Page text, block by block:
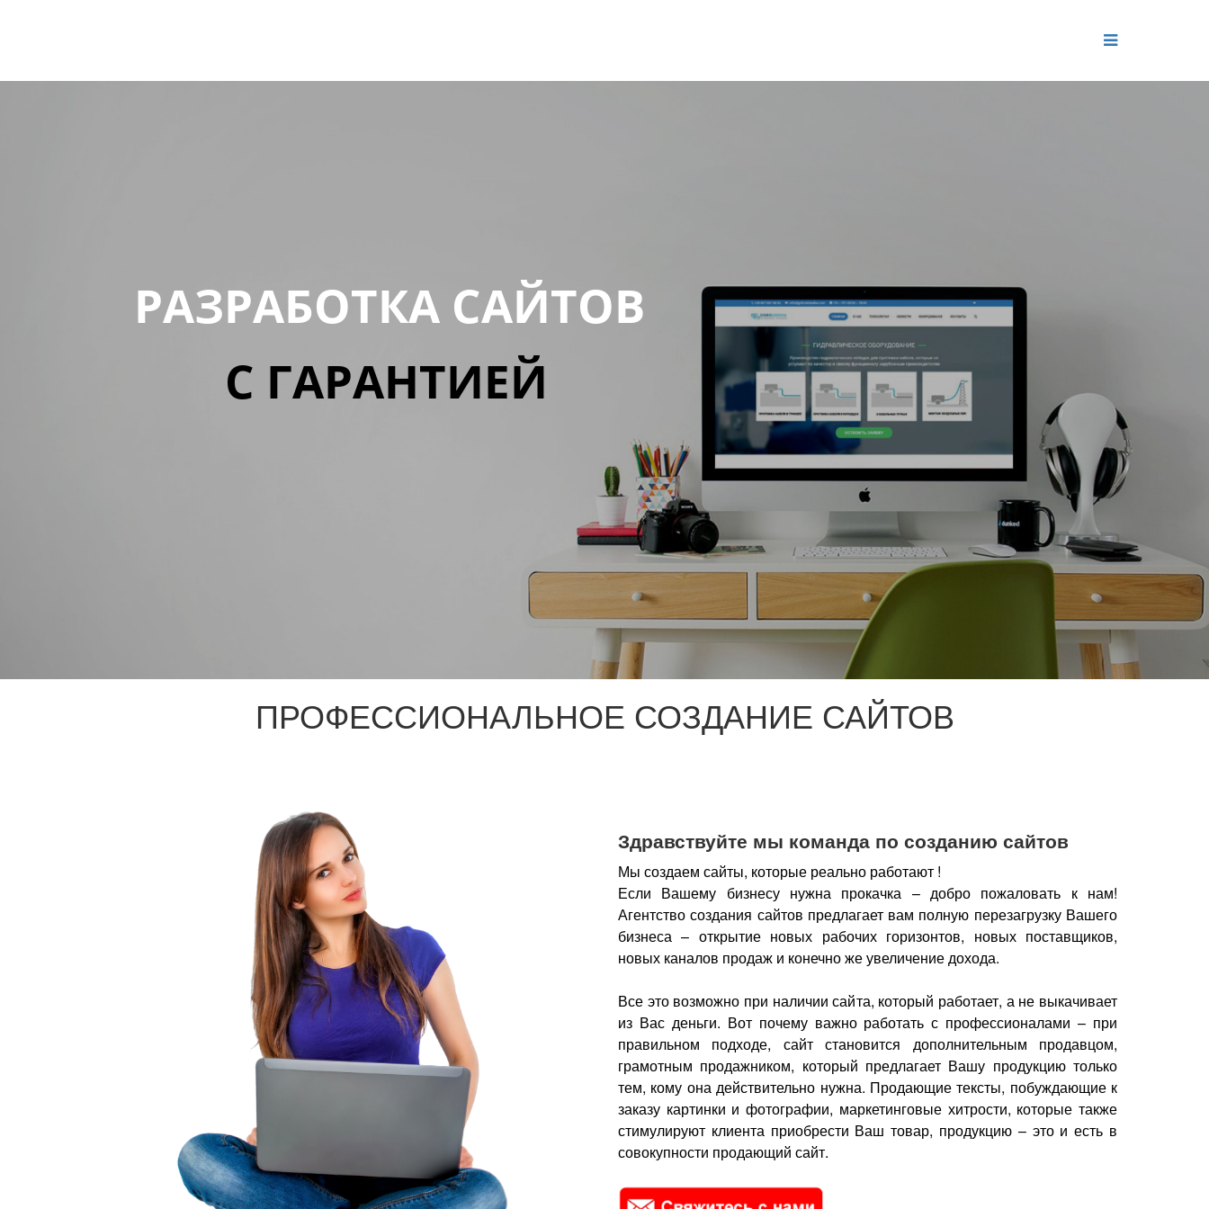
РАЗРАБОТКА САЙТОВ
С ГАРАНТИЕЙ
ПРОФЕССИОНАЛЬНОЕ СОЗДАНИЕ САЙТОВ
Здравствуйте мы команда по созданию сайтов
Мы создаем сайты, которые реально работают !
Если Вашему бизнесу нужна прокачка – добро пожаловать к нам!
Агентство создания сайтов предлагает вам полную перезагрузку Вашего
бизнеса – открытие новых рабочих горизонтов, новых поставщиков,
новых каналов продаж и конечно же увеличение дохода.
Все это возможно при наличии сайта, который работает, а не выкачивает
из Вас деньги. Вот почему важно работать с профессионалами – при
правильном подходе, сайт становится дополнительным продавцом,
грамотным продажником, который предлагает Вашу продукцию только
тем, кому она действительно нужна. Продающие тексты, побуждающие к
заказу картинки и фотографии, маркетинговые хитрости, которые также
стимулируют клиента приобрести Ваш товар, продукцию – это и есть в
совокупности продающий сайт.